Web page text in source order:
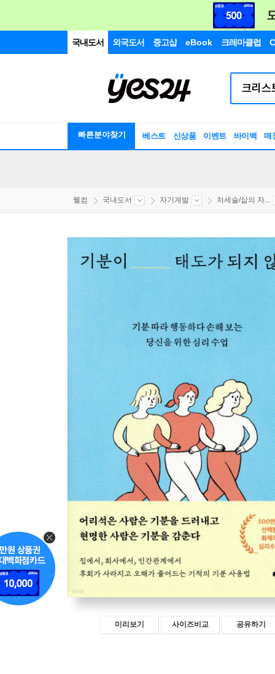
국내도서 외국도서 중고샵 eBook 크레마클럽
빠른분야찾기 베스트 신상품 이벤트 바이백 매
웰컴 국내도서 자기계발 처세술/삶의 자...
미리보기 사이즈비교 공유하기